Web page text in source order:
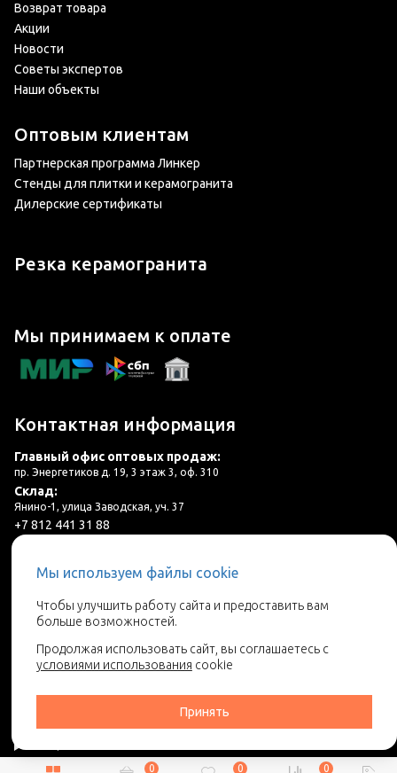
0 0 0
Возврат товара
Акции
Новости
Советы экспертов
Наши объекты
Оптовым клиентам
Партнерская программа Линкер
Стенды для плитки и керамогранита
Дилерские сертификаты
Резка керамогранита
Мы принимаем к оплате
Контактная информация
Главный офис оптовых продаж:
пр. Энергетиков д. 19, 3 этаж 3, оф. 310
Склад:
Янино-1, улица Заводская, уч. 37
+7 812 441 31 88
plitka@lincer.ru
3 салона в г. Санкт-Петербург и ЛО
Мы используем файлы cookie
Чтобы улучшить работу сайта и предоставить вам
больше возможностей.
Продолжая использовать сайт, вы соглашаетесь с
условиями использования cookie
Принять